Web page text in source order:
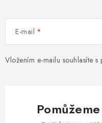
E-mail
Vložením e-mailu souhlasíte s